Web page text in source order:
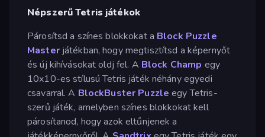
Népszerű Tetris játékok
Párosítsd a színes blokkokat a Block Puzzle
Master játékban, hogy megtisztítsd a képernyőt
és új kihívásokat oldj fel. A Block Champ egy
10x10-es stílusú Tetris játék néhány egyedi
csavarral. A BlockBuster Puzzle egy Tetris-
szerű játék, amelyben színes blokkokat kell
párosítanod, hogy azok eltűnjenek a